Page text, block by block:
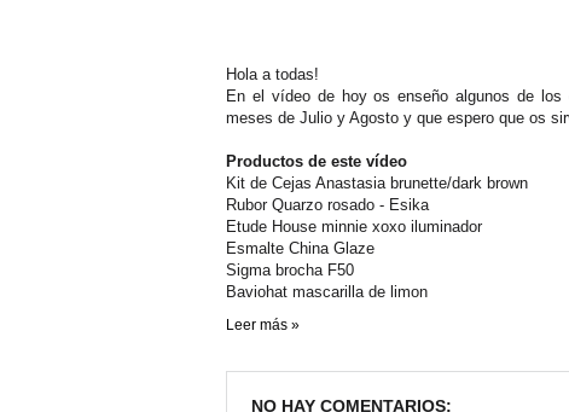
Hola a todas!
En el vídeo de hoy os enseño algunos de
meses de Julio y Agosto y que espero que os
Productos de este vídeo
Kit de Cejas Anastasia brunette/dark brown
Rubor Quarzo rosado - Esika
Etude House minnie xoxo iluminador
Esmalte China Glaze
Sigma brocha F50
Baviohat mascarilla de limon
Leer más »
NO HAY COMENTARIOS: